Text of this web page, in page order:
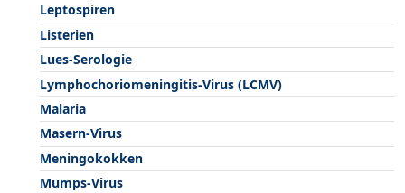
Leptospiren
Listerien
Lues-Serologie
Lymphochoriomeningitis-Virus (LCMV)
Malaria
Masern-Virus
Meningokokken
Mumps-Virus